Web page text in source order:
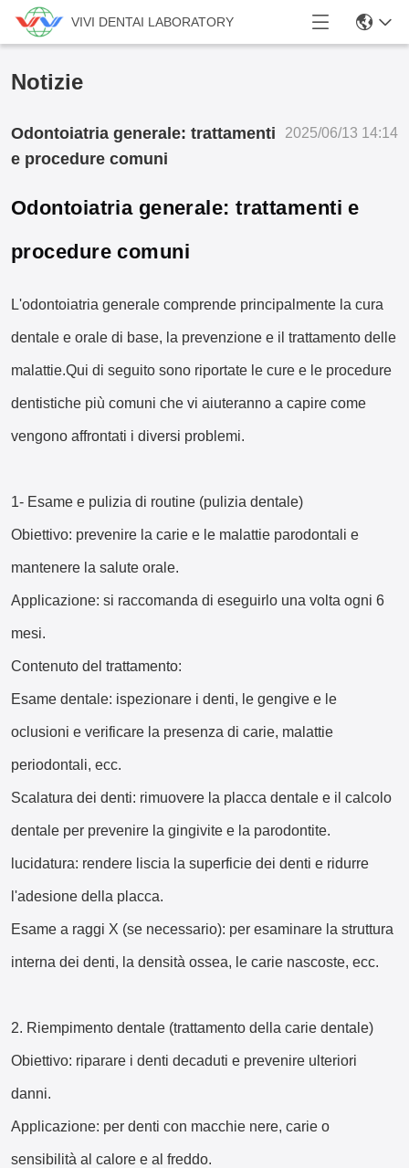
VIVI DENTAI LABORATORY
Notizie
Odontoiatria generale: trattamenti
e procedure comuni
2025/06/13 14:14
Odontoiatria generale: trattamenti e
procedure comuni
L'odontoiatria generale comprende principalmente la cura
dentale e orale di base, la prevenzione e il trattamento delle
malattie.Qui di seguito sono riportate le cure e le procedure
dentistiche più comuni che vi aiuteranno a capire come
vengono affrontati i diversi problemi.
1- Esame e pulizia di routine (pulizia dentale)
Obiettivo: prevenire la carie e le malattie parodontali e
mantenere la salute orale.
Applicazione: si raccomanda di eseguirlo una volta ogni 6
mesi.
Contenuto del trattamento:
Esame dentale: ispezionare i denti, le gengive e le
oclusioni e verificare la presenza di carie, malattie
periodontali, ecc.
Scalatura dei denti: rimuovere la placca dentale e il calcolo
dentale per prevenire la gingivite e la parodontite.
lucidatura: rendere liscia la superficie dei denti e ridurre
l'adesione della placca.
Esame a raggi X (se necessario): per esaminare la struttura
interna dei denti, la densità ossea, le carie nascoste, ecc.
2. Riempimento dentale (trattamento della carie dentale)
Obiettivo: riparare i denti decaduti e prevenire ulteriori
danni.
Applicazione: per denti con macchie nere, carie o
sensibilità al calore e al freddo.